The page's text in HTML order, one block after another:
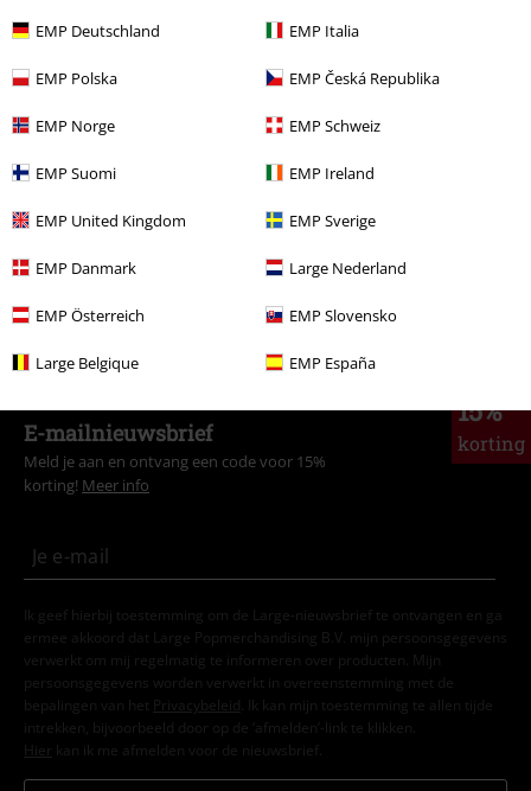
EMP Deutschland EMP Italia
EMP Polska EMP Česká Republika
EMP Norge EMP Schweiz
EMP Suomi EMP Ireland
EMP United Kingdom EMP Sverige
EMP Danmark Large Nederland
EMP Österreich EMP Slovensko
Large Belgique EMP España
Meer categorieën. Meer opties.
Kleding & accessoires T-shirts
Grote maten T-shirts
Grote maten Mannen
Sale % Mannen T-shirts en tops
Kleding T-shirts en tops
15%
korting
E-mailnieuwsbrief
Meld je aan en ontvang een code voor 15%
korting! Meer info
Ik geef hierbij toestemming om de Large-nieuwsbrief te ontvangen en ga
ermee akkoord dat Large Popmerchandising B.V. mijn persoonsgegevens
verwerkt om mij regelmatig te informeren over producten. Mijn
persoonsgegevens worden verwerkt in overeenstemming met de
bepalingen van het
Privacybeleid . Ik kan mijn toestemming te allen tijde
intrekken, bijvoorbeeld door op de ‘afmelden’-link te klikken.
Hier kan ik me afmelden voor de nieuwsbrief.